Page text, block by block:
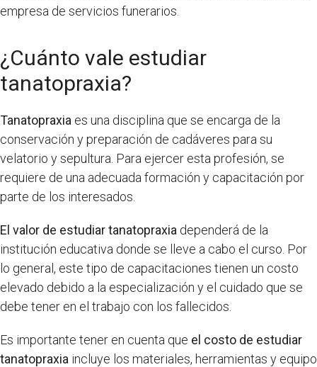
empresa de servicios funerarios.
¿Cuánto vale estudiar
tanatopraxia?
Tanatopraxia es una disciplina que se encarga de la
conservación y preparación de cadáveres para su
velatorio y sepultura. Para ejercer esta profesión, se
requiere de una adecuada formación y capacitación por
parte de los interesados.
El valor de estudiar tanatopraxia dependerá de la
institución educativa donde se lleve a cabo el curso. Por
lo general, este tipo de capacitaciones tienen un costo
elevado debido a la especialización y el cuidado que se
debe tener en el trabajo con los fallecidos.
Es importante tener en cuenta que el costo de estudiar
tanatopraxia incluye los materiales, herramientas y equipo